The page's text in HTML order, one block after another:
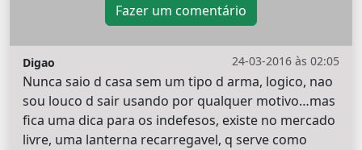
Fazer um comentário
24-03-2016 às 02:05
Digao
Nunca saio d casa sem um tipo d arma, logico, nao
sou louco d sair usando por qualquer motivo…mas
fica uma dica para os indefesos, existe no mercado
livre, uma lanterna recarregavel, q serve como